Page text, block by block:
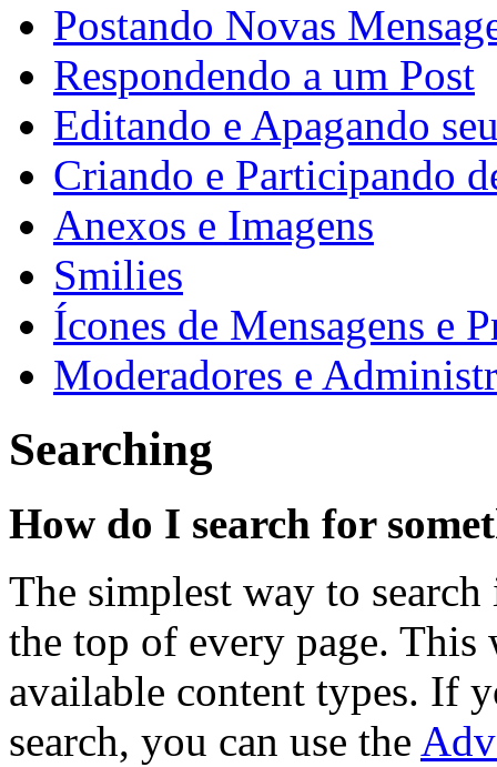
Postando Novas
Respondendo a um Post
Editando e Apagando
Criando e Participando
Anexos e Imagens
Smilies
Ícones de Mensagens e
Moderadores e
Searching
How do I search for
The simplest way to
the top of every page.
available content types. If
search, you can use the